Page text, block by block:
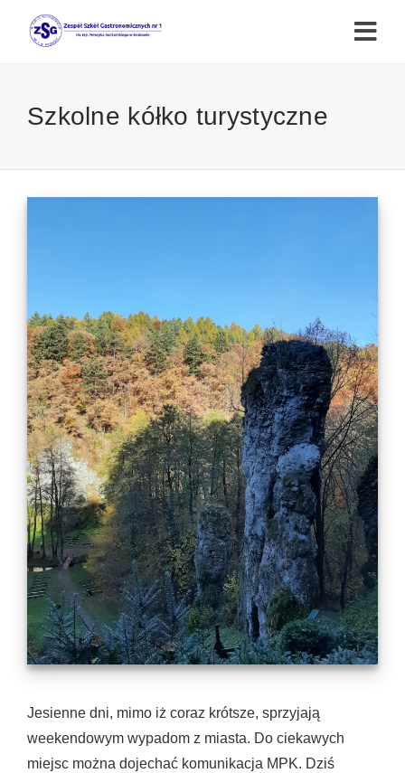
Szkolne kółko turystyczne
Jesienne dni, mimo iż coraz krótsze, sprzyjają
weekendowym wypadom z miasta. Do ciekawych
miejsc można dojechać komunikacja MPK. Dziś